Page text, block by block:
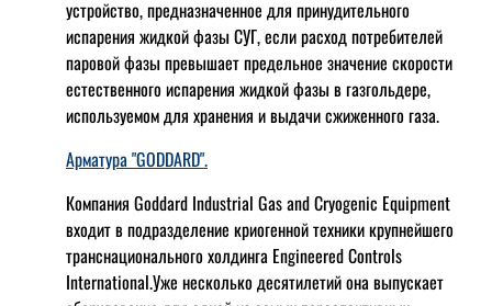
устройство, предназначенное для принудительного
испарения жидкой фазы СУГ, если расход потребителей
паровой фазы превышает предельное значение скорости
естественного испарения жидкой фазы в газгольдере,
используемом для хранения и выдачи сжиженного газа.
Арматура "GODDARD".
Компания Goddard Industrial Gas and Cryogenic Equipment
входит в подразделение криогенной техники крупнейшего
транснационального холдинга Engineered Controls
International.Уже несколько десятилетий она выпускает